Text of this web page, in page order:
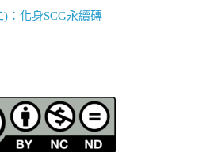
：化身SCG永續磚